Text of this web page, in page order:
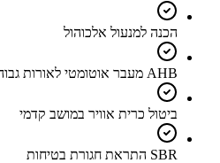
הכנה למנעול אלכוהול
AHB מעבר אוטומטי לאורות גבוהים
ביטול כרית אוויר במושב קדמי
SBR התראת חגורת בטיחות